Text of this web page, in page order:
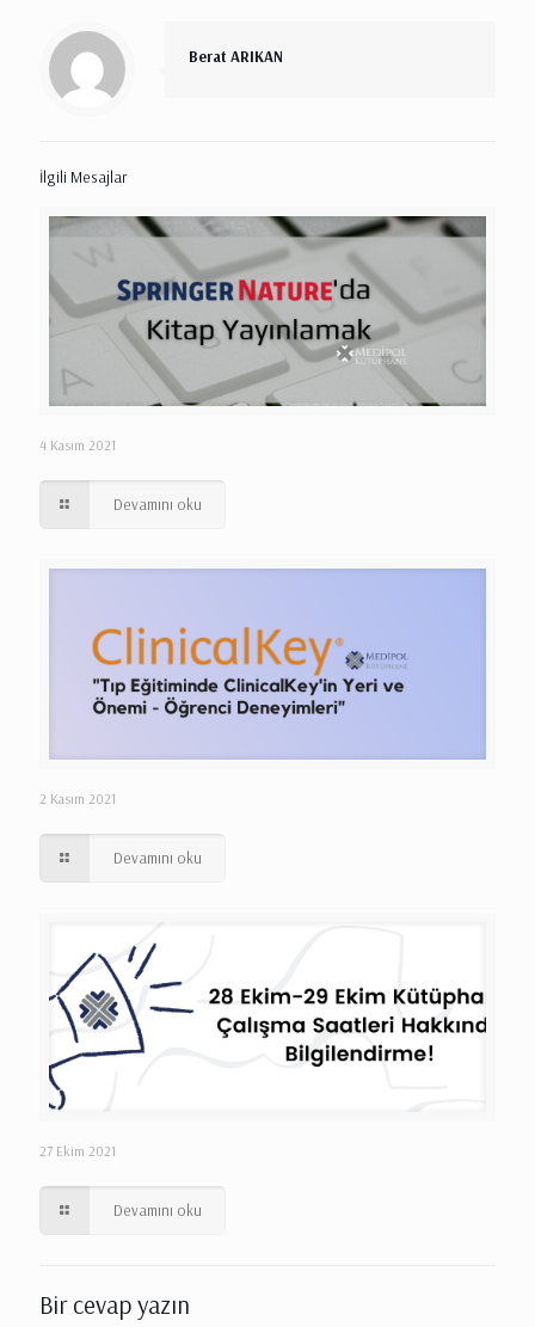
Berat ARIKAN
İlgili Mesajlar
4 Kasım 2021
Devamını oku
2 Kasım 2021
Devamını oku
27 Ekim 2021
Devamını oku
Bir cevap yazın